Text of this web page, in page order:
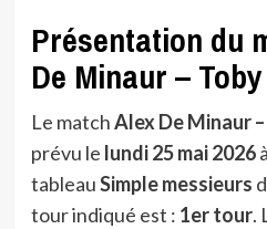
Présentation du
De Minaur –
Le matchAlex De Minaur
prévu le lundi 25 mai 2026à
tableauSimple messieurs
tour indiqué est : 1er tour.